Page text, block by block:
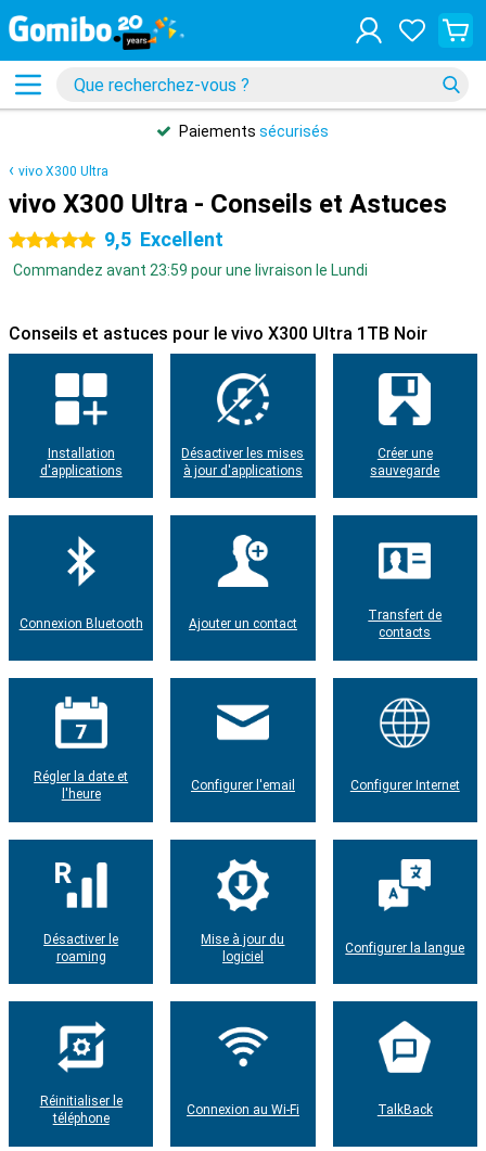
Paiements sécurisés
vivo X300 Ultra
vivo X300 Ultra - Conseils et Astuces
5 étoiles 9,5 Excellent
Commandez avant 23:59 pour une livraison le Lundi
Conseils et astuces pour le vivo X300 Ultra 1TB Noir
Installation
d'applications
Désactiver les mises
à jour d'applications
Créer une
sauvegarde
Connexion Bluetooth Ajouter un contact
Transfert de
contacts
Régler la date et
l'heure
Configurer l'email Configurer Internet
Désactiver le
roaming
Mise à jour du
logiciel
Configurer la langue
Réinitialiser le
téléphone
Connexion au Wi-Fi TalkBack